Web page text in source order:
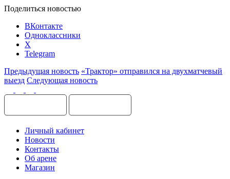
Поделиться новостью
ВКонтакте
Одноклассники
X
Telegram
Предыдущая новость «Трактор» отправился на двухматчевый
выезд Следующая новость
Личный кабинет
Новости
Контакты
Об арене
Магазин